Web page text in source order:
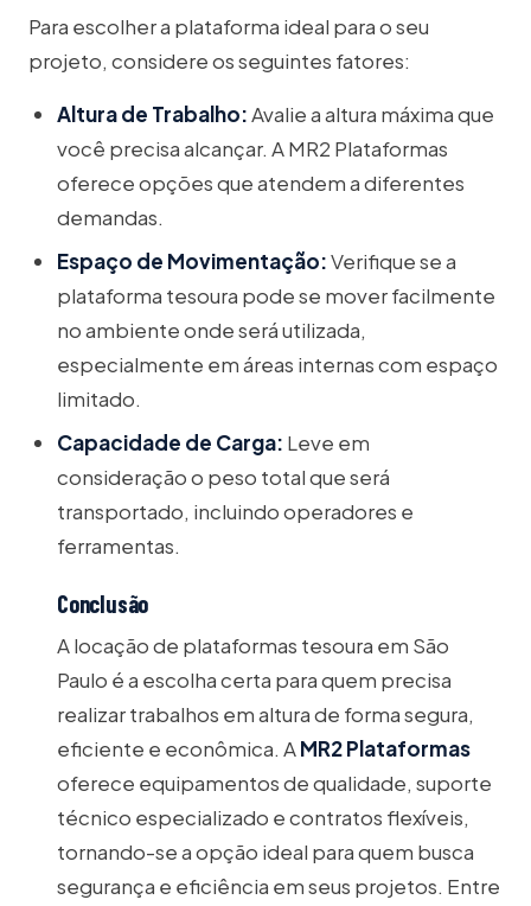
Para escolher a plataforma ideal para o seu
projeto, considere os seguintes fatores:
Altura de Trabalho:Avalie a altura máxima que
você precisa alcançar. A MR2 Plataformas
oferece opções que atendem a diferentes
demandas.
Espaço de Movimentação:Verifique se a
plataforma tesoura pode se mover facilmente
no ambiente onde será utilizada,
especialmente em áreas internas com espaço
limitado.
Capacidade de Carga: Leve em
consideração o peso total que será
transportado, incluindo operadores e
ferramentas.
Conclusão
A locação de plataformas tesoura em São
Paulo é a escolha certa para quem precisa
realizar trabalhos em altura de forma segura,
eficiente e econômica. AMR2 Plataformas
oferece equipamentos de qualidade, suporte
técnico especializado e contratos flexíveis,
tornando-se a opção ideal para quem busca
segurança e eficiência em seus projetos. Entre